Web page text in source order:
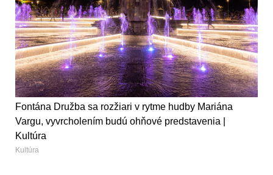
Fontána Družba sa rozžiari v rytme hudby Mariána
Vargu, vyvrcholením budú ohňové predstavenia |
Kultúra
Kultúra